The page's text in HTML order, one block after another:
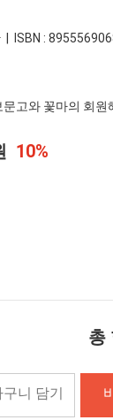
| ISBN :
고와 꽃마의 회원
10%
총
구니 담기